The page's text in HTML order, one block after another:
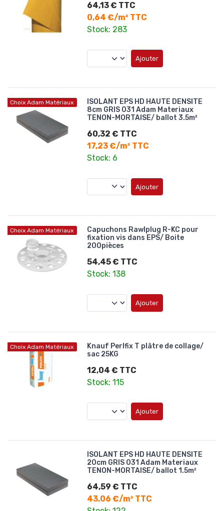
64,13 € TTC
0,64 €/m² TTC
Stock: 283
Ajouter
Choix Adam Matériaux
ISOLANT EPS HD HAUTE DENSITE
8cm GRIS 031 Adam Materiaux
TENON-MORTAISE/ ballot 3.5m²
60,32 € TTC
17,23 €/m² TTC
Stock: 6
Ajouter
Choix Adam Matériaux
Capuchons Rawlplug R-KC pour
fixation vis dans EPS/ Boite
200pièces
54,45 € TTC
Stock: 138
Ajouter
Choix Adam Matériaux
Knauf Perlfix T plâtre de collage/
sac 25KG
12,04 € TTC
Stock: 115
Ajouter
ISOLANT EPS HD HAUTE DENSITE
20cm GRIS 031 Adam Materiaux
TENON-MORTAISE/ ballot 1.5m²
64,59 € TTC
43,06 €/m² TTC